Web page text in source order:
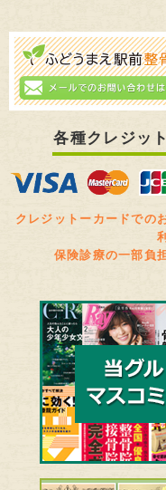
各種クレジッ
クレジットーカードでの
保険診療の一部負